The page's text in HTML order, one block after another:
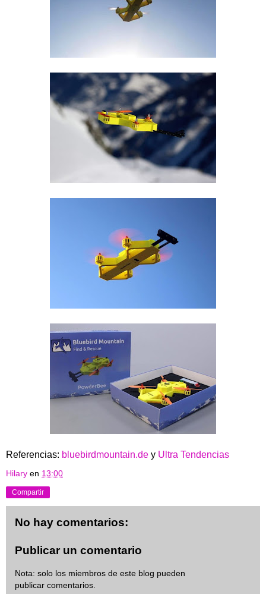
Referencias: bluebirdmountain.de y Ultra Tendencias
Hilary en 13:00
Compartir
No hay comentarios:
Publicar un comentario
Nota: solo los miembros de este blog pueden
publicar comentarios.